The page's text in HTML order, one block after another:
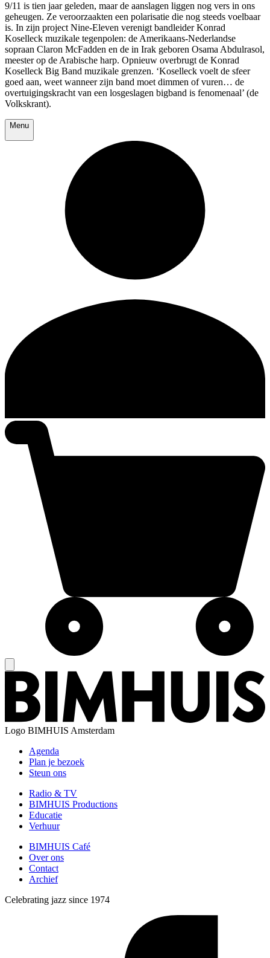
9/11 is tien jaar geleden, maar de aanslagen liggen nog vers in ons
geheugen. Ze veroorzaakten een polarisatie die nog steeds voelbaar
is. In zijn project Nine-Eleven verenigt bandleider Konrad
Koselleck muzikale tegenpolen: de Amerikaans-Nederlandse
sopraan Claron McFadden en de in Irak geboren Osama Abdulrasol,
meester op de Arabische harp. Opnieuw overbrugt de Konrad
Koselleck Big Band muzikale grenzen. ‘Koselleck voelt de sfeer
goed aan, weet wanneer zijn band moet dimmen of vuren… de
overtuigingskracht van een losgeslagen bigband is fenomenaal’ (de
Volkskrant).
Menu
Logo BIMHUIS Amsterdam
Agenda
Plan je bezoek
Steun ons
Radio & TV
BIMHUIS Productions
Educatie
Verhuur
BIMHUIS Café
Over ons
Contact
Archief
Celebrating jazz since 1974